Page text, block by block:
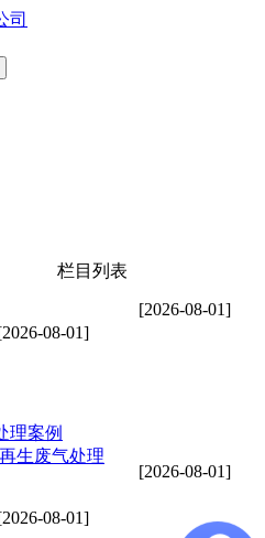
栏目列表
[2026-08-01]
08-01]
理案例
[2026-08-01]
生废气处理
08-01]